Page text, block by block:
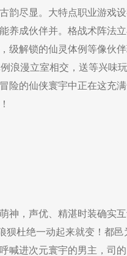
韵尽显。大特点职业游戏
养成伙伴并。格战术阵法
级解锁的仙灵体例等像伙
浪漫立室相交，送等兴味
险的仙侠寰宇中正在这充
，声优、精湛时装确实互
狈杜绝一动起来就变！都
喊进次元寰宇的男主，司